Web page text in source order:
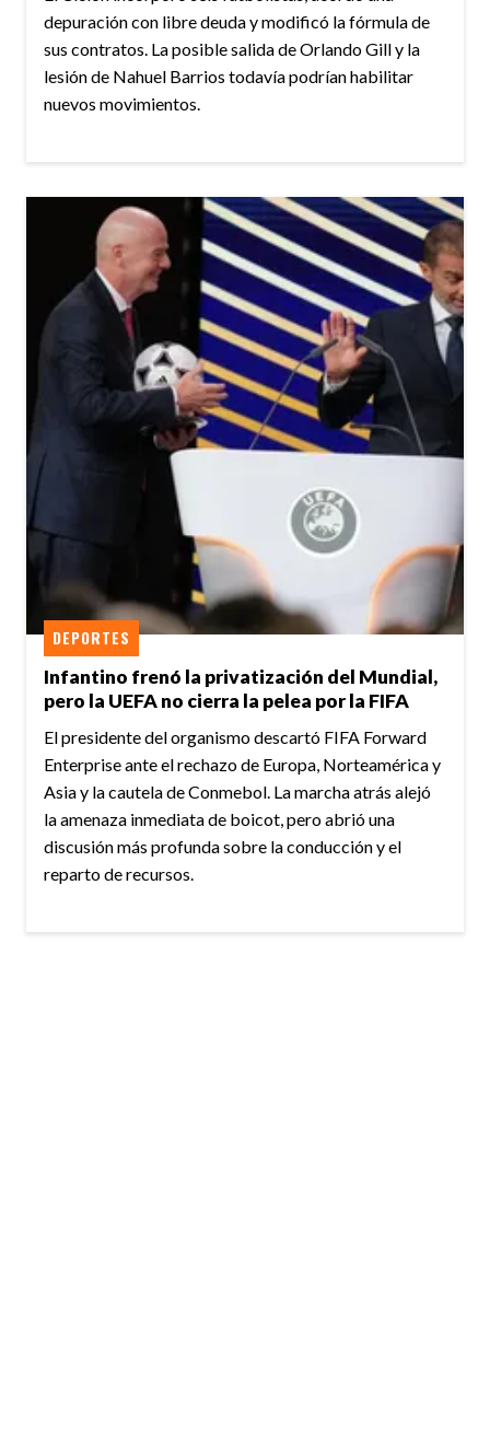
depuración con libre deuda y modificó la fórmula de
sus contratos. La posible salida de Orlando Gill y la
lesión de Nahuel Barrios todavía podrían habilitar
nuevos movimientos.
Infantino frenó la privatización del Mundial,
pero la UEFA no cierra la pelea por la FIFA
DEPORTES
El presidente del organismo descartó FIFA Forward
Enterprise ante el rechazo de Europa, Norteamérica y
Asia y la cautela de Conmebol. La marcha atrás alejó
la amenaza inmediata de boicot, pero abrió una
discusión más profunda sobre la conducción y el
reparto de recursos.